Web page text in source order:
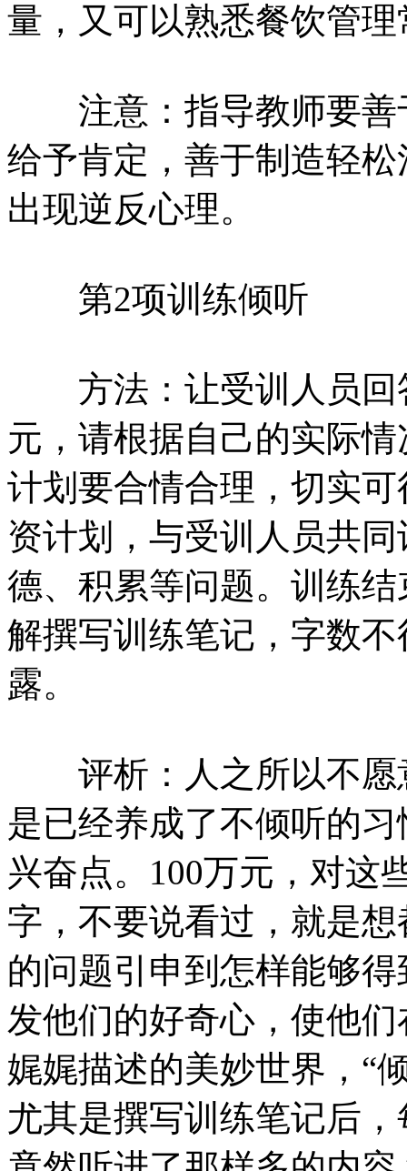
量，又可以熟悉餐饮管
注意：指导教师要善
给予肯定，善于制造轻
出现逆反心理。
第2项训练倾听
方法：让受训人员回
元，请根据自己的实际
计划要合情合理，切实
资计划，与受训人员共
德、积累等问题。训练
解撰写训练笔记，字数
露。
评析：人之所以不愿
是已经养成了不倾听的
兴奋点。100万元，对这
字，不要说看过，就是
的问题引申到怎样能够
发他们的好奇心，使他
娓娓描述的美妙世界，“
尤其是撰写训练笔记后